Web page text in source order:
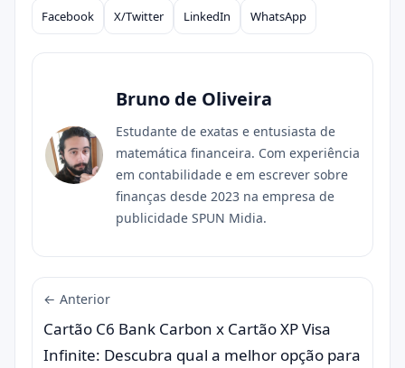
Compartilhar
Facebook X/Twitter LinkedIn WhatsApp
Bruno de Oliveira
Estudante de exatas e entusiasta de
matemática financeira. Com experiência
em contabilidade e em escrever sobre
finanças desde 2023 na empresa de
publicidade SPUN Midia.
← Anterior
Cartão C6 Bank Carbon x Cartão XP Visa
Infinite: Descubra qual a melhor opção para